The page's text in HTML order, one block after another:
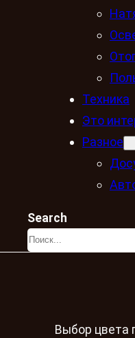
Техника
Это
Разное
Search
Выбор цвета